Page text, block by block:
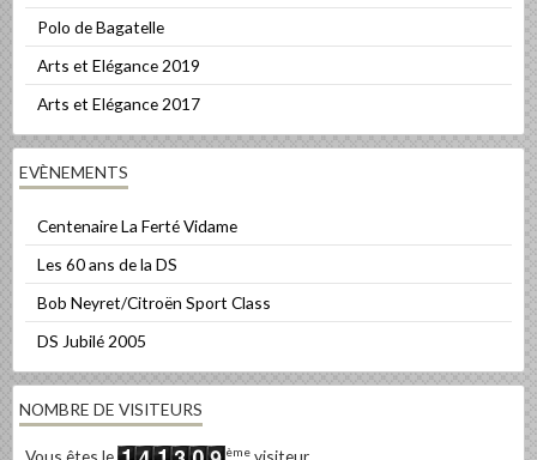
Polo de Bagatelle
Arts et Elégance 2019
Arts et Elégance 2017
EVÈNEMENTS
Centenaire La Ferté Vidame
Les 60 ans de la DS
Bob Neyret/Citroën Sport Class
DS Jubilé 2005
NOMBRE DE VISITEURS
Vous êtes le ème visiteur